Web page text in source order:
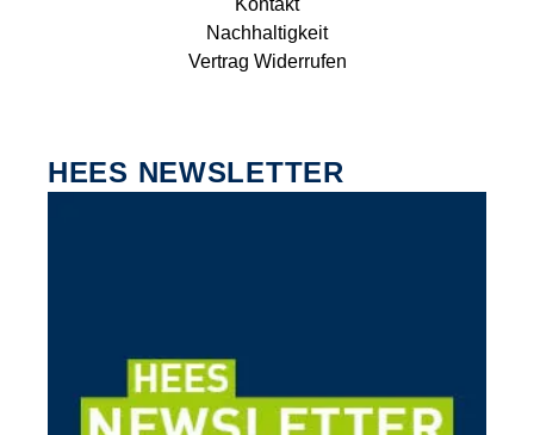
Nachhaltigkeit
Vertrag Widerrufen
HEES NEWSLETTER